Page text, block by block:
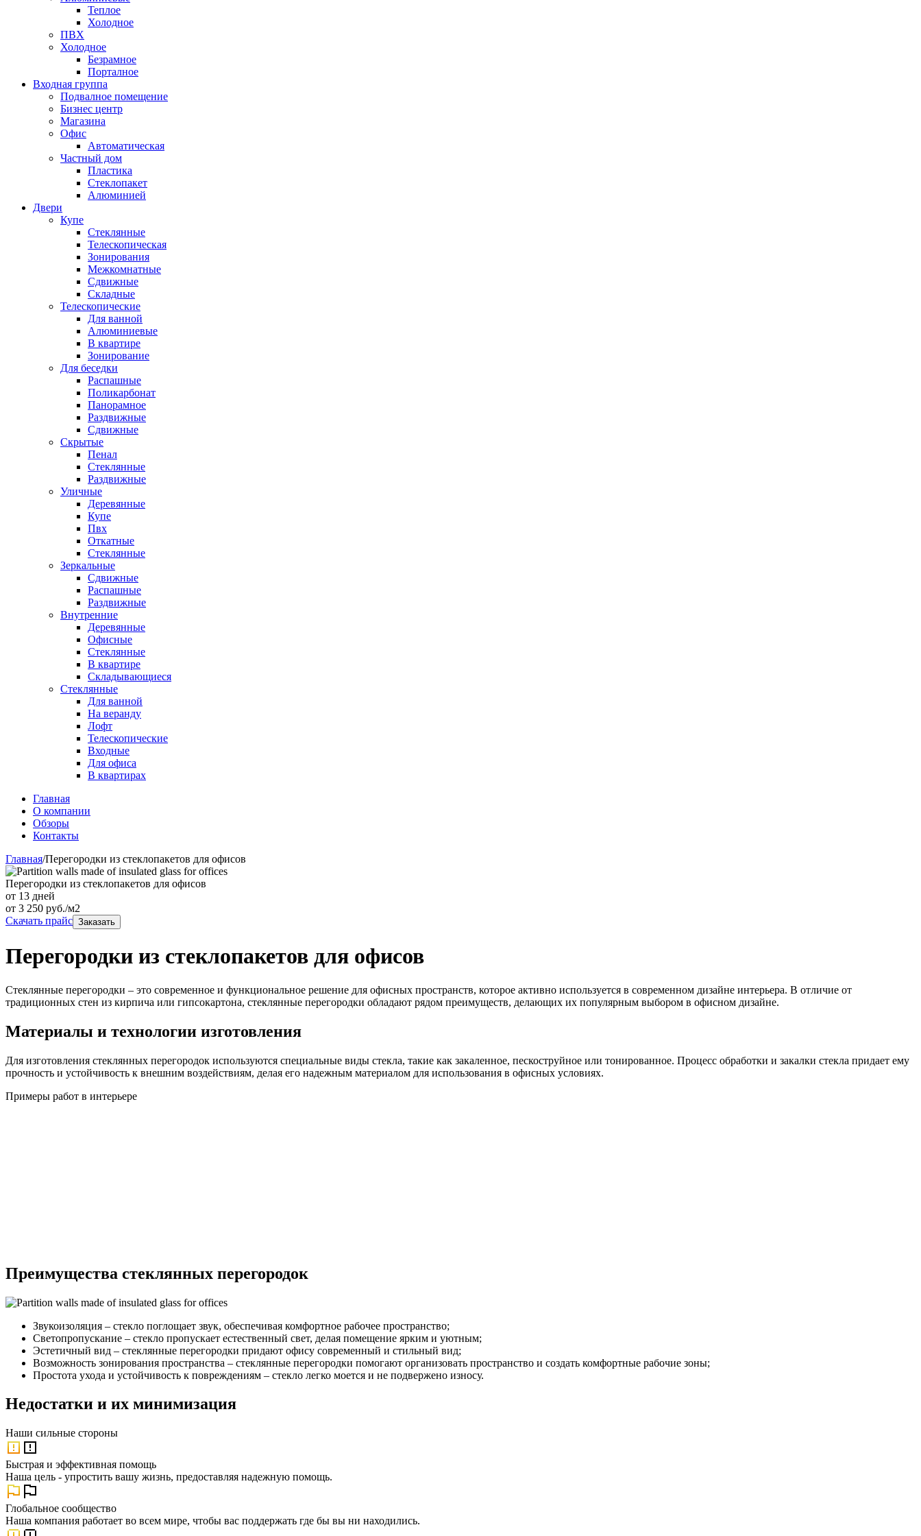
Теплое
Холодное
ПВХ
Холодное
Безрамное
Порталное
Входная группа
Подвалное помещение
Бизнес центр
Магазина
Офис
Автоматическая
Частный дом
Пластика
Стеклопакет
Алюминией
Двери
Купе
Стеклянные
Телескопическая
Зонирования
Межкомнатные
Сдвижные
Складные
Телескопические
Для ванной
Алюминиевые
В квартире
Зонирование
Для беседки
Распашные
Поликарбонат
Панорамное
Раздвижные
Сдвижные
Скрытые
Пенал
Стеклянные
Раздвижные
Уличные
Деревянные
Купе
Пвх
Откатные
Стеклянные
Зеркальные
Сдвижные
Распашные
Раздвижные
Внутренние
Деревянные
Офисные
Стеклянные
В квартире
Складывающиеся
Стеклянные
Для ванной
На веранду
Лофт
Телескопические
Входные
Для офиса
В квартирах
Главная
О компании
Обзоры
Контакты
Главная/Перегородки из стеклопакетов для офисов
Перегородки из стеклопакетов для офисов
от 13 дней
от 3 250 руб./м2
Скачать прайс Заказать
Перегородки из стеклопакетов для офисов
Стеклянные перегородки – это современное и функциональное решение для офисных пространств, которое активно используется в современном дизайне интерьера. В отличие от
традиционных стен из кирпича или гипсокартона, стеклянные перегородки обладают рядом преимуществ, делающих их популярным выбором в офисном дизайне.
Материалы и технологии изготовления
Для изготовления стеклянных перегородок используются специальные виды стекла, такие как закаленное, пескоструйное или тонированное. Процесс обработки и закалки стекла придает ему
прочность и устойчивость к внешним воздействиям, делая его надежным материалом для использования в офисных условиях.
Примеры работ в интерьере
Преимущества стеклянных перегородок
Звукоизоляция – стекло поглощает звук, обеспечивая комфортное рабочее пространство;
Светопропускание – стекло пропускает естественный свет, делая помещение ярким и уютным;
Эстетичный вид – стеклянные перегородки придают офису современный и стильный вид;
Возможность зонирования пространства – стеклянные перегородки помогают организовать пространство и создать комфортные рабочие зоны;
Простота ухода и устойчивость к повреждениям – стекло легко моется и не подвержено износу.
Недостатки и их минимизация
Наши сильные стороны
Быстрая и эффективная помощь
Наша цель - упростить вашу жизнь, предоставляя надежную помощь.
Глобальное сообщество
Наша компания работает во всем мире, чтобы вас поддержать где бы вы ни находились.